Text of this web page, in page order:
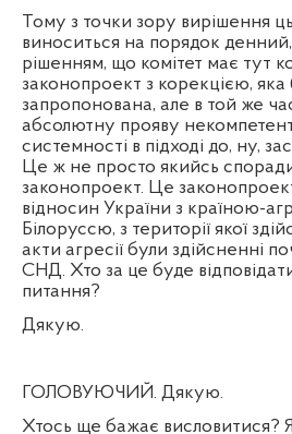
Тому з точки зору вирішення
виноситься на порядок
рішенням, що комітет має тут
законопроект з корекцією, яка
запропонована, але в той же
абсолютну прояву
системності в підході до, ну,
Це ж не просто якийсь
законопроект. Це
відносин України з країною-
Білоруссю, з території якої
акти агресії були здійсненні
СНД. Хто за це буде
питання?
Дякую.
ГОЛОВУЮЧИЙ. Дякую.
Хтось ще бажає висловитися?